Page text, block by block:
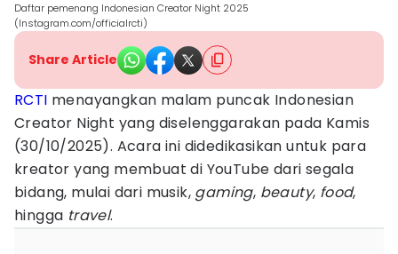
Daftar pemenang Indonesian Creator Night 2025
(Instagram.com/officialrcti)
Share Article
RCTI menayangkan malam puncak Indonesian
Creator Night yang diselenggarakan pada Kamis
(30/10/2025). Acara ini didedikasikan untuk para
kreator yang membuat di YouTube dari segala
bidang, mulai dari musik, gaming, beauty, food,
hingga travel.